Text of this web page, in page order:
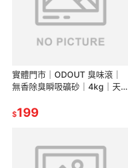
實體門市｜ODOUT 臭味滾｜
無香除臭瞬吸礦砂｜4kg｜天使
貓砂｜貓｜翔帥寵物生活館
$199